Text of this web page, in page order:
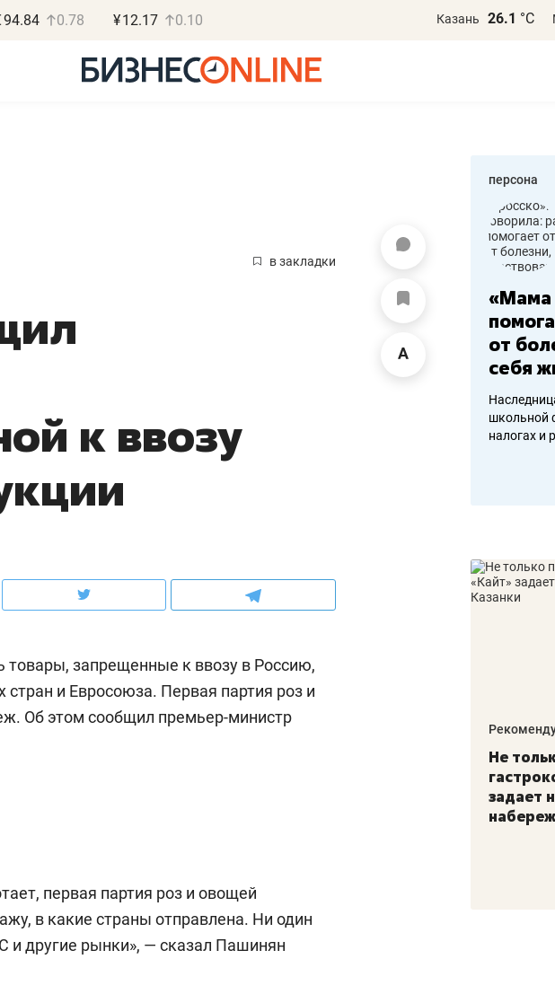
94.84 0.78 ¥12.17 0.10 Казань 26.1 °С
в закладки
к ввозу
товары, запрещенные к ввозу в Россию,
стран и Евросоюза. Первая партия роз и
Об этом сообщил премьер-министр
первая партия роз и овощей
в какие страны отправлена. Ни один
и другие рынки», — сказал Пашинян
персона
правил, бизнес может
потерять минимум
рынки, почему надо знать аксакалов и
чем интересен Оман?
«Готовые решения»
«Мама
от
себя
школьной
налогах и
Рекомендуем
Не
задает